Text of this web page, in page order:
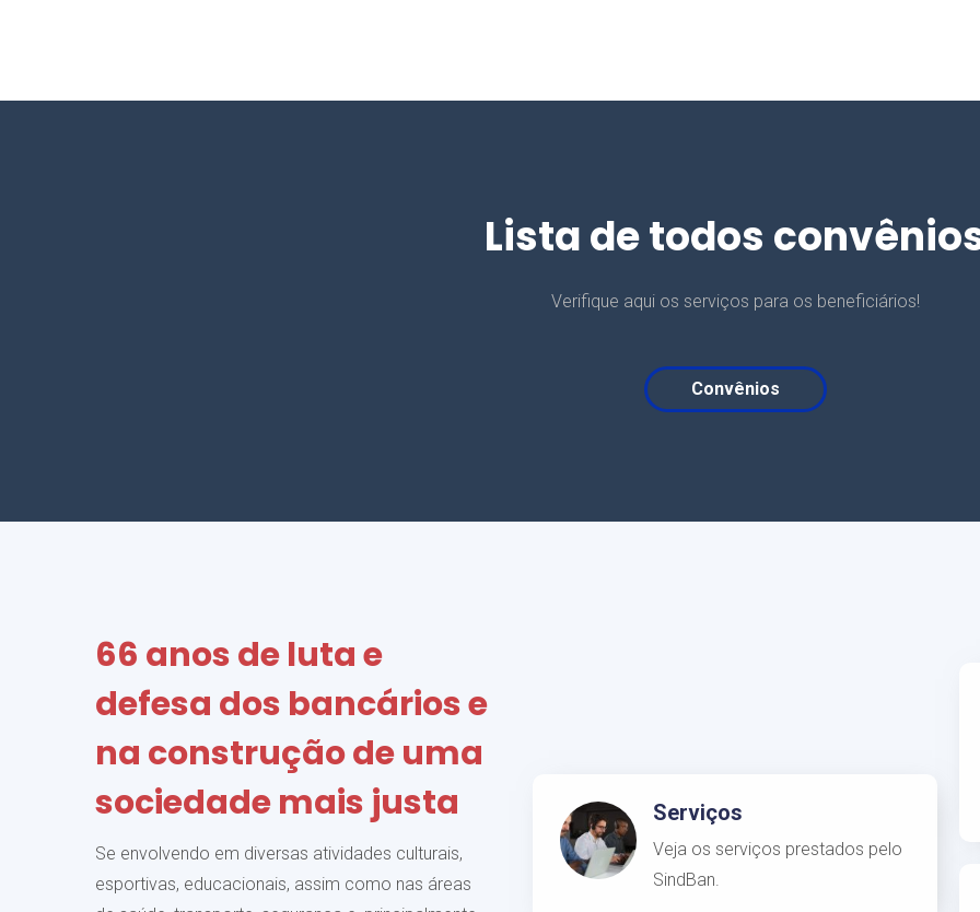
Lista de todos
Verifique aqui os serviços para os beneficiários!
Convênios
66 anos de luta e
defesa dos bancários e
na construção de uma
sociedade mais justa
Se envolvendo em diversas atividades culturais,
esportivas, educacionais, assim como nas áreas
Serviços
Veja os serviços prestados pelo
SindBan.